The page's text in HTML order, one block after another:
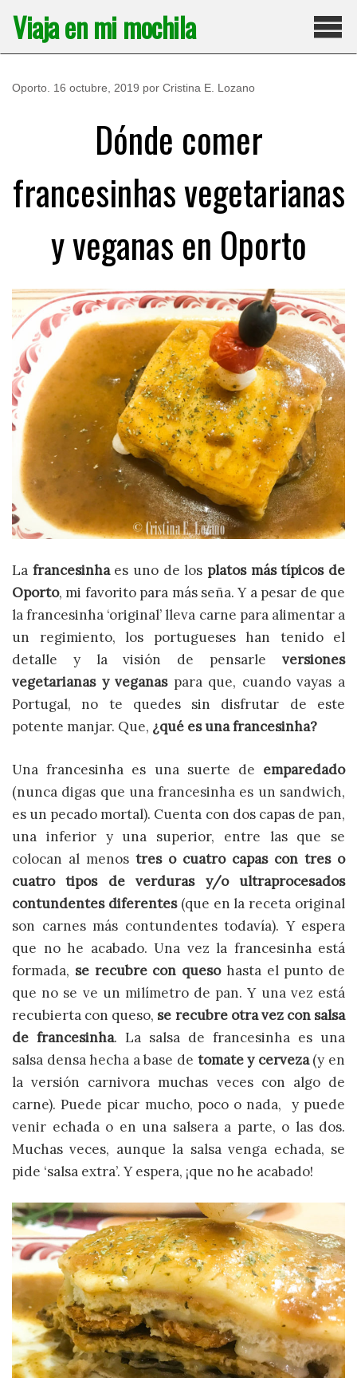
contenido
Viaja en mi mochila
Oporto 16 octubre, 2019 por Cristina E. Lozano
Dónde comer
francesinhas vegetarianas
y veganas en Oporto
La francesinhaes uno de los platos más típicos de
Oporto, mi favorito para más seña. Y a pesar de que
la francesinha ‘original’ lleva carne para alimentar a
un regimiento, los portugueses han tenido el
detalle y la visión de pensarle versiones
vegetarianas y veganaspara que, cuando vayas a
Portugal, no te quedes sin disfrutar de este
potente manjar. Que, ¿qué es una francesinha?
Una francesinha es una suerte de emparedado
(nunca digas que una francesinha es un sandwich,
es un pecado mortal). Cuenta con dos capas de pan,
una inferior y una superior, entre las que se
colocan al menos tres o cuatro capas con tres o
cuatro tipos de verduras y/o ultraprocesados
contundentes diferentes(que en la receta original
son carnes más contundentes todavía). Y espera
que no he acabado. Una vez la francesinha está
formada, se recubre con quesohasta el punto de
que no se ve un milímetro de pan. Y una vez está
recubierta con queso, se recubre otra vez con salsa
de francesinha. La salsa de francesinha es una
salsa densa hecha a base de tomate y cerveza(y en
la versión carnivora muchas veces con algo de
carne). Puede picar mucho, poco o nada, y puede
venir echada o en una salsera a parte, o las dos.
Muchas veces, aunque la salsa venga echada, se
pide ‘salsa extra’. Y espera, ¡que no he acabado!